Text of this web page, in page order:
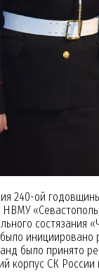
240-ой
состязания
инициировано
было принято
корпус СК